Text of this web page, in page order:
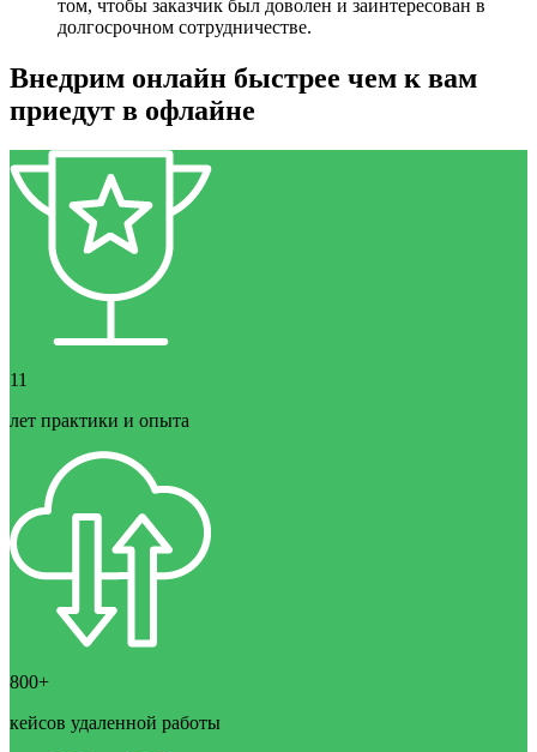
том, чтобы заказчик был доволен и заинтересован в
долгосрочном сотрудничестве.
Внедрим онлайн быстрее чем к вам
приедут в офлайне
11
лет практики и опыта
800+
кейсов удаленной работы